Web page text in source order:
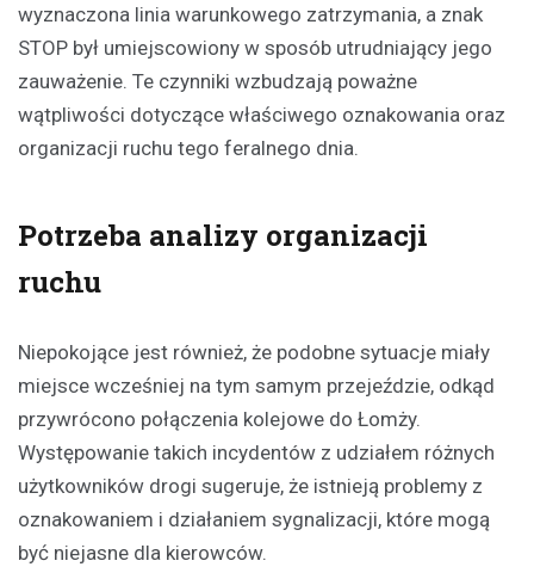
wyznaczona linia warunkowego zatrzymania, a znak
STOP był umiejscowiony w sposób utrudniający jego
zauważenie. Te czynniki wzbudzają poważne
wątpliwości dotyczące właściwego oznakowania oraz
organizacji ruchu tego feralnego dnia.
Potrzeba analizy organizacji
ruchu
Niepokojące jest również, że podobne sytuacje miały
miejsce wcześniej na tym samym przejeździe, odkąd
przywrócono połączenia kolejowe do Łomży.
Występowanie takich incydentów z udziałem różnych
użytkowników drogi sugeruje, że istnieją problemy z
oznakowaniem i działaniem sygnalizacji, które mogą
być niejasne dla kierowców.